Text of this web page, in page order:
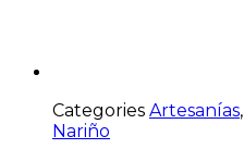
Categories Artesanías,
Nariño